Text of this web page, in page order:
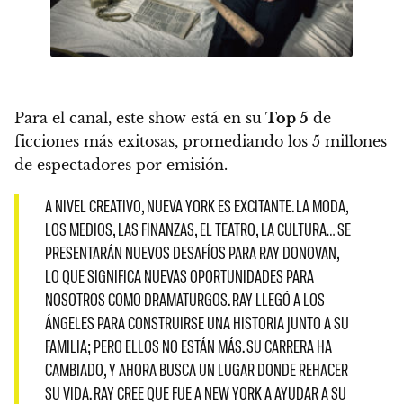
Para el canal, este show está en su Top 5 de
ficciones más exitosas, promediando los 5 millones
de espectadores por emisión.
A NIVEL CREATIVO, NUEVA YORK ES EXCITANTE. LA MODA,
LOS MEDIOS, LAS FINANZAS, EL TEATRO, LA CULTURA… SE
PRESENTARÁN NUEVOS DESAFÍOS PARA RAY DONOVAN,
LO QUE SIGNIFICA NUEVAS OPORTUNIDADES PARA
NOSOTROS COMO DRAMATURGOS. RAY LLEGÓ A LOS
ÁNGELES PARA CONSTRUIRSE UNA HISTORIA JUNTO A SU
FAMILIA; PERO ELLOS NO ESTÁN MÁS. SU CARRERA HA
CAMBIADO, Y AHORA BUSCA UN LUGAR DONDE REHACER
SU VIDA. RAY CREE QUE FUE A NEW YORK A AYUDAR A SU